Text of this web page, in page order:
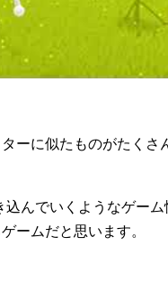
ーに似たものがたくさ
んでいくようなゲー
ームだと思います。